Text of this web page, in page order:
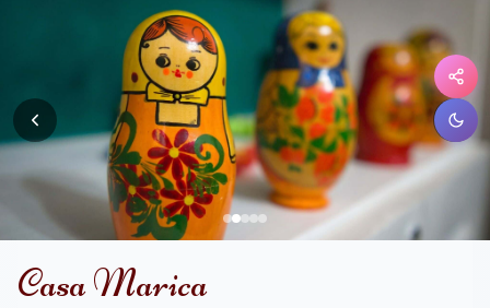
Casa Marica